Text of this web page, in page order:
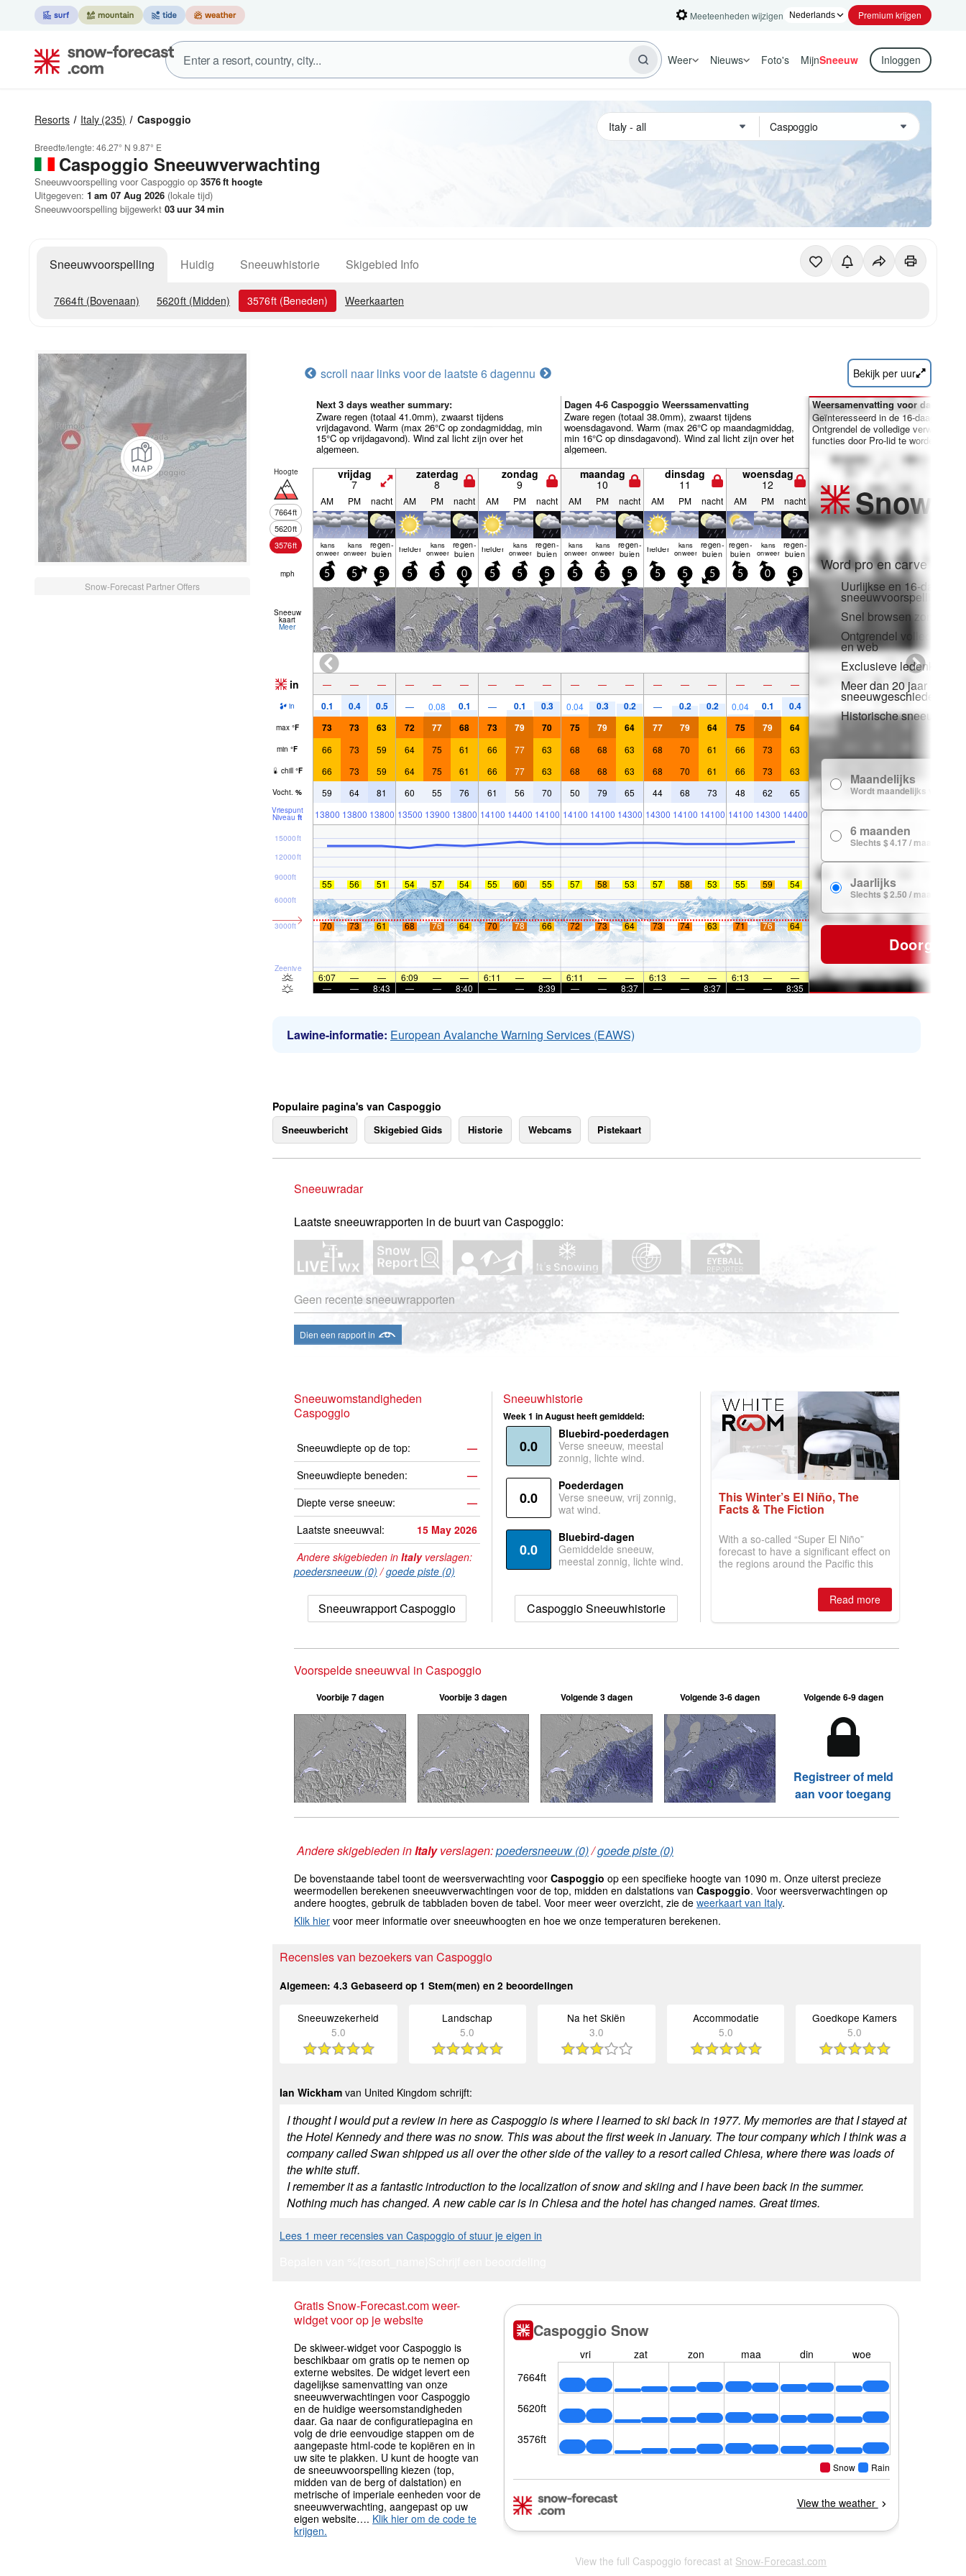
Meeteenheden wijzigen Premium krijgen
Weer Nieuws Foto's MijnSneeuw Inloggen
Resorts Italy (235) Caspoggio
Breedte/lengte:46.27° N 9.87° E
Caspoggio Sneeuwverwachting
Sneeuwvoorspelling voor Caspoggio op 3576ft hoogte
Uitgegeven: 1 am 07 Aug 2026 (lokale tijd)
Sneeuwvoorspelling bijgewerkt 03uur 34min
Sneeuwvoorspelling Huidig Sneeuwhistorie Skigebied Info
7664ft (Bovenaan) 5620ft (Midden) 3576ft (Beneden) Weerkaarten
Snow-Forecast Partner Offers
scroll naar links voor de laatste 6 dagennu Bekijk per uur
Next 3 days weather summary:
Zware regen (totaal 41.0mm), zwaarst tijdens
vrijdagavond. Warm (max 26°C op zondagmiddag, min
15°C op vrijdagavond). Wind zal licht zijn over het
algemeen.
Dagen 4-6 Caspoggio Weerssamenvatting
Zware regen (totaal 38.0mm), zwaarst tijdens
woensdagavond. Warm (max 26°C op maandagmiddag,
min 16°C op dinsdagavond). Wind zal licht zijn over het
algemeen.
Hoogte
7664ft
5620ft
3576ft
vrijdag
7
zaterdag
8
zondag
9
maandag
10
dinsdag
11
woensdag
12
AM PM nacht AM PM nacht AM PM nacht AM PM nacht AM PM nacht AM PM nacht
kans
onweer
kans
onweer
regen­
buien helder kans
onweer
regen­
buien helder kans
onweer
regen­
buien
kans
onweer
kans
onweer
regen­
buien helder kans
onweer
regen­
buien
regen­
buien
kans
onweer
regen­
buien
mph 5 5 5 5 5 0 5 5 5 5 5 5 5 5 5 5 0 5
Sneeuw
kaart
Meer
in — — — — — — — — — — — — — — — — — —
in 0.1 0.4 0.5 — 0.08 0.1 — 0.1 0.3 0.04 0.3 0.2 — 0.2 0.2 0.04 0.1 0.4
max °F 73 73 63 72 77 68 73 79 70 75 79 64 77 79 64 75 79 64
min °F 66 73 59 64 75 61 66 77 63 68 68 63 68 70 61 66 73 63
chill °F 66 73 59 64 75 61 66 77 63 68 68 63 68 70 61 66 73 63
Vocht. % 59 64 81 60 55 76 61 56 70 50 79 65 44 68 73 48 62 65
Vriespunt
Niveau ft 13800 13800 13800 13500 13900 13800 14100 14400 14100 14100 14100 14300 14300 14100 14100 14100 14300 14400
Zeeniveau
3000ft
6000ft
9000ft
12000ft
15000ft
55 56 51 54 57 54 55 60 55 57 58 53 57 58 53 55 59 54
70 73 61 68 76 64 70 78 66 72 73 64 73 74 63 71 76 64
6:07 — — 6:09 — — 6:11 — — 6:11 — — 6:13 — — 6:13 —
—
—
— 8:43 — — 8:40 — — 8:39 — — 8:37 — — 8:37 — — 8:35
Weersamenvatting voor dagen 7-
Geïnteresseerd in de 16-daagse
Ontgrendel de volledige
functies door Pro-lid te worden.
Snow
Word pro en carve uit:
Uurlijkse en 16-daagse
sneeuwvoorspellingen
Snel browsen zonder
Ontgrendel volledige
en web
Exclusieve
Meer dan 20 jaar
sneeuwgeschiedenis
Historische
Maandelijks
Wordt maandelijks verlengd
6 maanden
Slechts $ 4.17 / maand
Jaarlijks
Slechts $ 2.50 / maand
Doorgaan
Lawine-informatie: European Avalanche Warning Services (EAWS)
Populaire pagina's van Caspoggio
Sneeuwbericht Skigebied Gids Historie Webcams Pistekaart
Sneeuwradar
Laatste sneeuwrapporten in de buurt van Caspoggio:
Geen recente sneeuwrapporten
Dien een rapport in
Sneeuwomstandigheden
Caspoggio
Sneeuwdiepte op de top:
—
Sneeuwdiepte beneden:
—
Diepte verse sneeuw:
—
Laatste sneeuwval:
15 May 2026
Andere skigebieden in Italyverslagen:
poedersneeuw (0) /goede piste (0)
Sneeuwrapport Caspoggio
Sneeuwhistorie
Week 1 in August heeft gemiddeld:
0.0
Bluebird-poederdagen
Verse sneeuw, meestal
zonnig, lichte wind.
0.0
Poederdagen
Verse sneeuw, vrij zonnig,
wat wind.
0.0
Bluebird-dagen
Gemiddelde sneeuw,
meestal zonnig, lichte wind.
Caspoggio Sneeuwhistorie
This Winter’s El Niño, The
Facts & The Fiction
With a so-called “Super El Niño”
forecast to have a significant effect on
the regions around the Pacific this
is simple: book now or wait, and
where are the best odds?Read more
Voorspelde sneeuwval in Caspoggio
Voorbije 7 dagen Voorbije 3 dagen Volgende 3 dagen Volgende 3-6 dagen Volgende 6-9 dagen
Registreer of meld
aan voor toegang
Andere skigebieden inItalyverslagen:poedersneeuw (0)/goede piste (0)
De bovenstaande tabel toont de weersverwachting voor Caspoggio op een specifieke hoogte van 1090 m. Onze uiterst precieze
weermodellen berekenen sneeuwverwachtingen voor de top, midden en dalstations van Caspoggio. Voor weersverwachtingen op
andere hoogtes, gebruik de tabbladen boven de tabel. Voor meer weer overzicht, zie de weerkaart van Italy.
Klik hier voor meer informatie over sneeuwhoogten en hoe we onze temperaturen berekenen.
Recensies van bezoekers van Caspoggio
Algemeen: 4.3 Gebaseerd op 1 Stem(men) en 2 beoordelingen
Sneeuwzekerheid
5.0
Landschap
5.0
Na het Skiën
3.0
Accommodatie
5.0
Goedkope Kamers
5.0
Ian Wickham van United Kingdom schrijft:
I thought I would put a review in here as Caspoggio is where I learned to ski back in 1977. My memories are that I stayed at
the Hotel Kennedy and there was no snow. This was about the first week in January. The tour company which I think was a
company called Swan shipped us all over the other side of the valley to a resort called Chiesa, where there was loads of
the white stuff.
I remember it as a fantastic introduction to the localization of snow and skiing and I have been back in the summer.
Nothing much has changed. A new cable car is in Chiesa and the hotel has changed names. Great times.
Lees 1 meer recensies van Caspoggio of stuur je eigen in
Gratis Snow-Forecast.com weer-
widget voor op je website
De skiweer-widget voor Caspoggio is
beschikbaar om gratis op te nemen op
externe websites. De widget levert een
dagelijkse samenvatting van onze
sneeuwverwachtingen voor Caspoggio
en de huidige weersomstandigheden
daar. Ga naar de configuratiepagina en
volg de drie eenvoudige stappen om de
aangepaste html-code te kopiëren en in
uw site te plakken. U kunt de hoogte van
de sneeuwvoorspelling kiezen (top,
midden van de berg of dalstation) en
metrische of imperiale eenheden voor de
sneeuwverwachting, aangepast op uw
eigen website…. Klik hier om de code te
krijgen.
View the full Caspoggio forecast at Snow-Forecast.com